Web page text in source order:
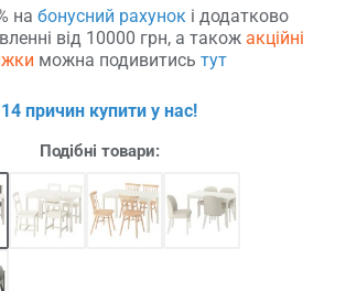
на бонусний рахунок і додатково
від 10000 грн, а також акційні
можна подивитись тут
14 причин купити у нас!
Подібні товари: